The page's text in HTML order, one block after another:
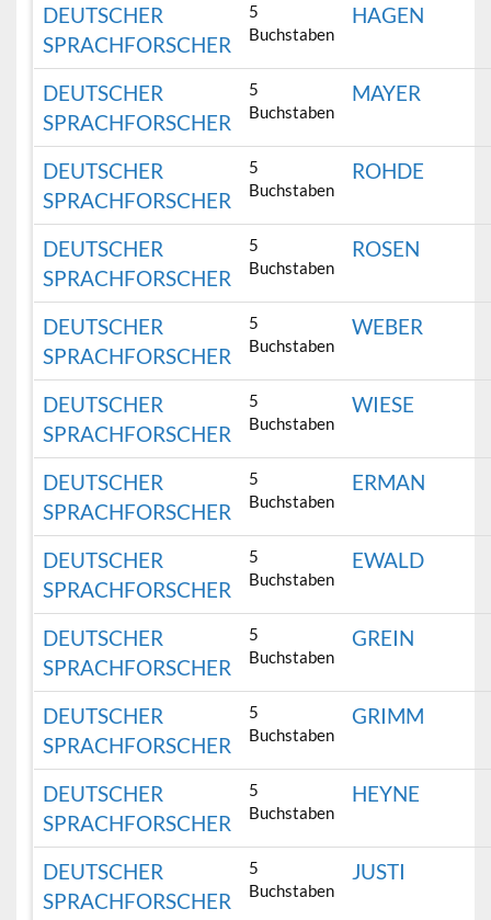
DEUTSCHER
SPRACHFORSCHER
5
Buchstaben
HAGEN
DEUTSCHER
SPRACHFORSCHER
5
Buchstaben
MAYER
DEUTSCHER
SPRACHFORSCHER
5
Buchstaben
ROHDE
DEUTSCHER
SPRACHFORSCHER
5
Buchstaben
ROSEN
DEUTSCHER
SPRACHFORSCHER
5
Buchstaben
WEBER
DEUTSCHER
SPRACHFORSCHER
5
Buchstaben
WIESE
DEUTSCHER
SPRACHFORSCHER
5
Buchstaben
ERMAN
DEUTSCHER
SPRACHFORSCHER
5
Buchstaben
EWALD
DEUTSCHER
SPRACHFORSCHER
5
Buchstaben
GREIN
DEUTSCHER
SPRACHFORSCHER
5
Buchstaben
GRIMM
DEUTSCHER
SPRACHFORSCHER
5
Buchstaben
HEYNE
DEUTSCHER
SPRACHFORSCHER
5
Buchstaben
JUSTI